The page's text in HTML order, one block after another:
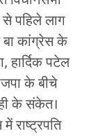
पहिले लाग
कांग्रेस के
हार्दिक पटेल
के बीचे
के संकेत।
राष्ट्रपति